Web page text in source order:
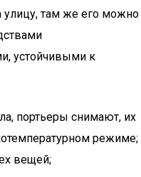
там же его можно
устойчивыми к
портьеры снимают, их
режиме;
вещей;